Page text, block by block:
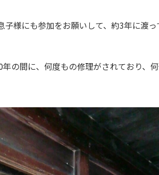
様にも参加をお願いして、約3年に渡っ
の間に、何度もの修理がされており、